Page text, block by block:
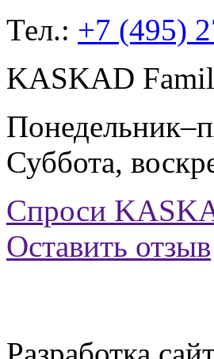
Тел.: +7 (495)
KASKAD
Суббота,
Спроси
Оставить отзыв